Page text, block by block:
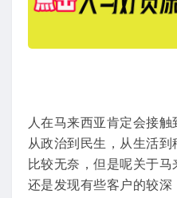
人在马来西亚肯定会接触
从政治到民生，从生活
比较无奈，但是呢关于马
还是发现有些客户的较